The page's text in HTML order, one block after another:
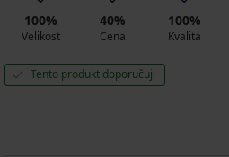
100%
Velikost
40%
Cena
100%
Kvalita
Tento produkt doporučuji